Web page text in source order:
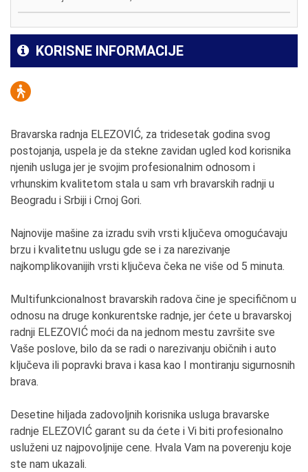
KORISNE INFORMACIJE
Bravarska radnja ELEZOVIĆ, za tridesetak godina svog
postojanja, uspela je da stekne zavidan ugled kod korisnika
njenih usluga jer je svojim profesionalnim odnosom i
vrhunskim kvalitetom stala u sam vrh bravarskih radnji u
Beogradu i Srbiji i Crnoj Gori.
Najnovije mašine za izradu svih vrsti ključeva omogućavaju
brzu i kvalitetnu uslugu gde se i za narezivanje
najkomplikovanijih vrsti ključeva čeka ne više od 5 minuta.
Multifunkcionalnost bravarskih radova čine je specifičnom u
odnosu na druge konkurentske radnje, jer ćete u bravarskoj
radnji ELEZOVIĆ moći da na jednom mestu završite sve
Vaše poslove, bilo da se radi o narezivanju običnih i auto
ključeva ili popravki brava i kasa kao I montiranju sigurnosnih
brava.
Desetine hiljada zadovoljnih korisnika usluga bravarske
radnje ELEZOVIĆ garant su da ćete i Vi biti profesionalno
usluženi uz najpovoljnije cene. Hvala Vam na poverenju koje
ste nam ukazali.